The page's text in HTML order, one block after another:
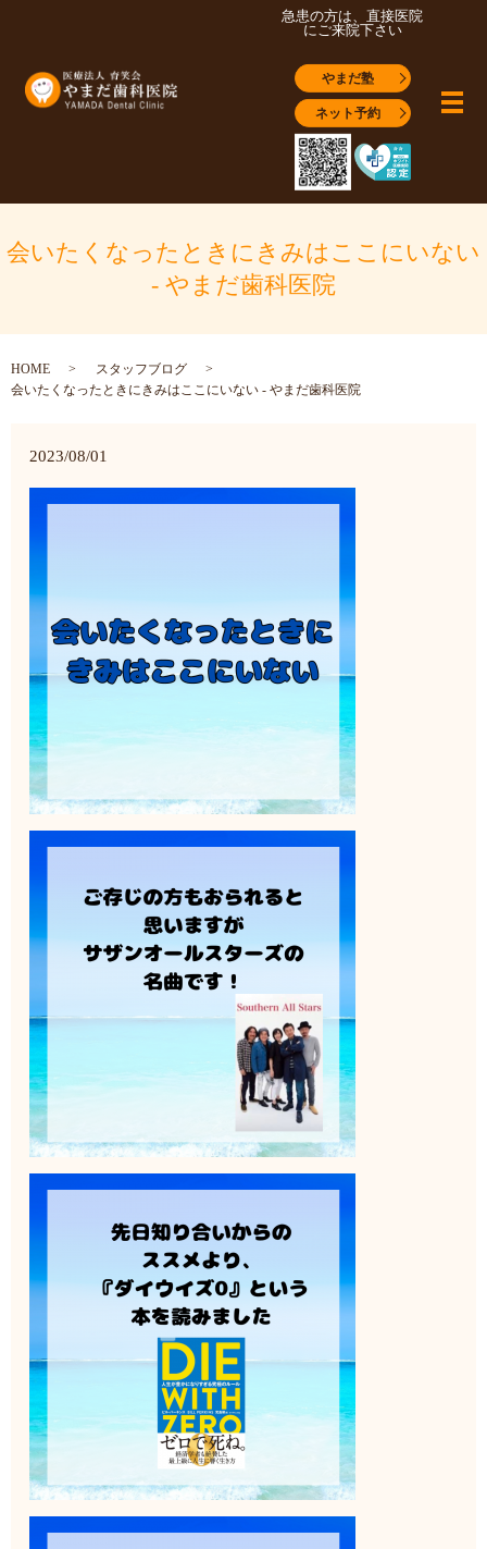
急患の方は、直接医院
にご来院下さい
やまだ塾
ネット予約 メ
会いたくなったときにきみはここにいない
- やまだ歯科医院
HOME
スタッフブログ
会いたくなったときにきみはここにいない - やまだ歯科医院
2023/08/01